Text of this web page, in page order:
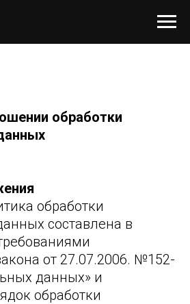
обработки
обработки
составлена в
от 27.07.2006. №152-
данных» и
обработки